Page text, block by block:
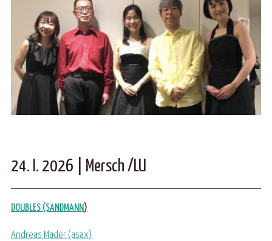
24. I. 2026 | Mersch /LU
DOUBLES (SANDMANN)
Andreas Mader (asax)